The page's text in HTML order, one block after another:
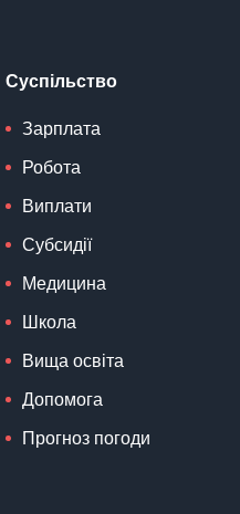
Суспільство
Зарплата
Робота
Виплати
Субсидії
Медицина
Школа
Вища освіта
Допомога
Прогноз погоди